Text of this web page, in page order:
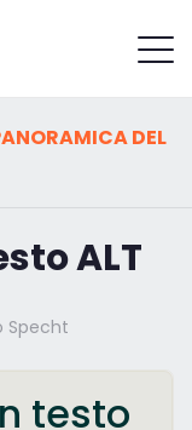
DEL
ALT
Specht
testo